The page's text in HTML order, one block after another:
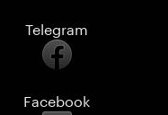
Telegram
Facebook